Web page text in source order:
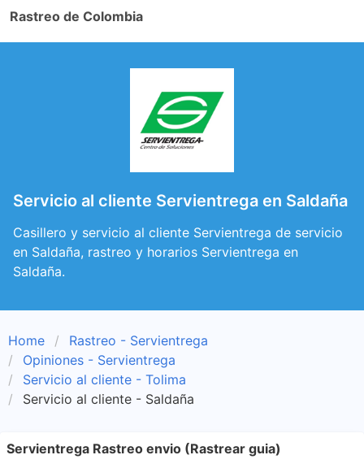
Rastreo de Colombia
Servicio al cliente Servientrega en Saldaña
Casillero y servicio al cliente Servientrega de servicio
en Saldaña, rastreo y horarios Servientrega en
Saldaña.
Home
Rastreo - Servientrega
Opiniones - Servientrega
Servicio al cliente - Tolima
Servicio al cliente - Saldaña
Servientrega Rastreo envio (Rastrear guia)